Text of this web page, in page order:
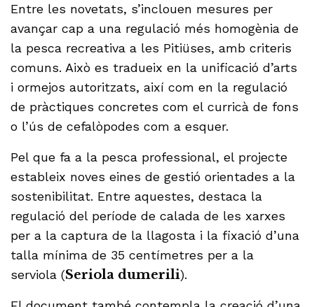
Entre les novetats, s’inclouen mesures per
avançar cap a una regulació més homogènia de
la pesca recreativa a les Pitiüses, amb criteris
comuns. Això es tradueix en la unificació d’arts
i ormejos autoritzats, així com en la regulació
de pràctiques concretes com el curricà de fons
o l’ús de cefalòpodes com a esquer.
Pel que fa a la pesca professional, el projecte
estableix noves eines de gestió orientades a la
sostenibilitat. Entre aquestes, destaca la
regulació del període de calada de les xarxes
per a la captura de la llagosta i la fixació d’una
talla mínima de 35 centímetres per a la
serviola (Seriola dumerili).